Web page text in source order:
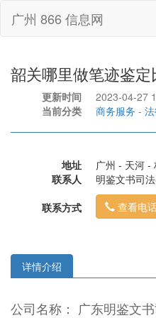
广州 866 信息网
韶关哪里做笔迹鉴
更新时间
2023-04-27
当前分类
商务服务 -
地址
广州 - 天河 -
联系人
明鉴文书司
联系方式
查看电
详情介绍
公司名称： 广东明鉴文